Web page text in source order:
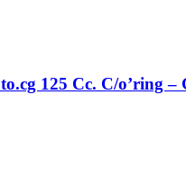
125 Cc. C/o’ring –